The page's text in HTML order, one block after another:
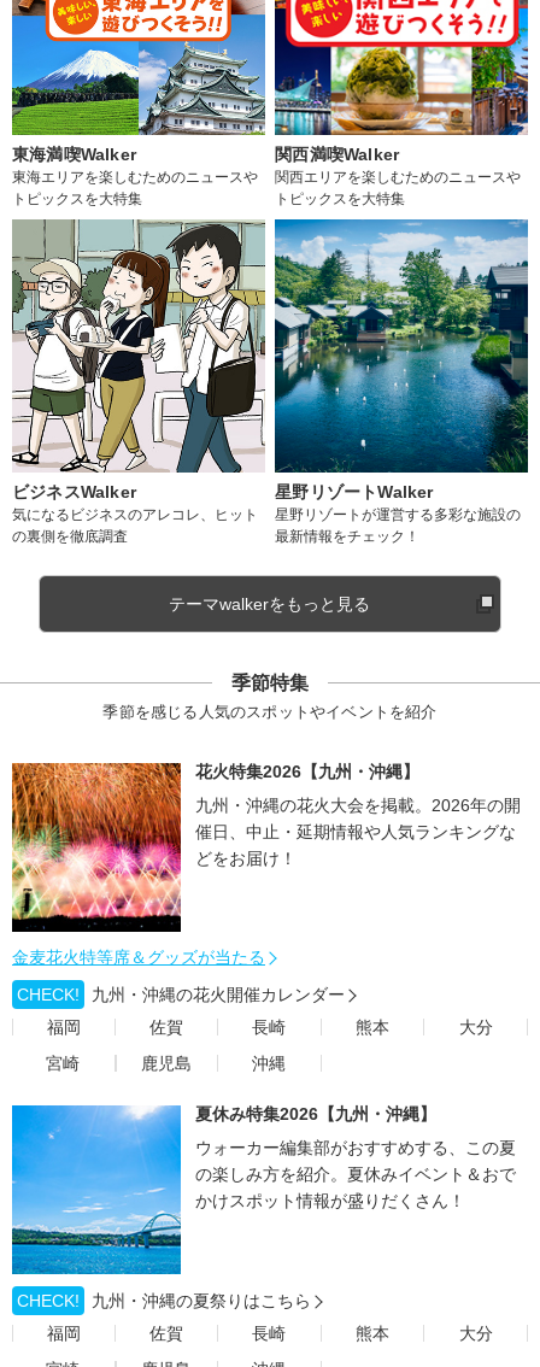
東海満喫Walker
東海エリアを楽しむためのニュースや
トピックスを大特集
関西満喫Walker
関西エリアを楽しむためのニュースや
トピックスを大特集
ビジネスWalker
気になるビジネスのアレコレ、ヒット
の裏側を徹底調査
星野リゾートWalker
星野リゾートが運営する多彩な施設の
最新情報をチェック！
テーマwalkerをもっと見る
季節特集
季節を感じる人気のスポットやイベントを紹介
花火特集2026【九州・沖縄】
九州・沖縄の花火大会を掲載。2026年の開
催日、中止・延期情報や人気ランキングな
どをお届け！
金麦花火特等席＆グッズが当たる
CHECK!
九州・沖縄の花火開催カレンダー
福岡
佐賀 長崎 熊本
大分
宮崎
鹿児島 沖縄
夏休み特集2026【九州・沖縄】
ウォーカー編集部がおすすめする、この夏
の楽しみ方を紹介。夏休みイベント＆おで
かけスポット情報が盛りだくさん！
CHECK!
九州・沖縄の夏祭りはこちら
福岡
佐賀 長崎 熊本
大分